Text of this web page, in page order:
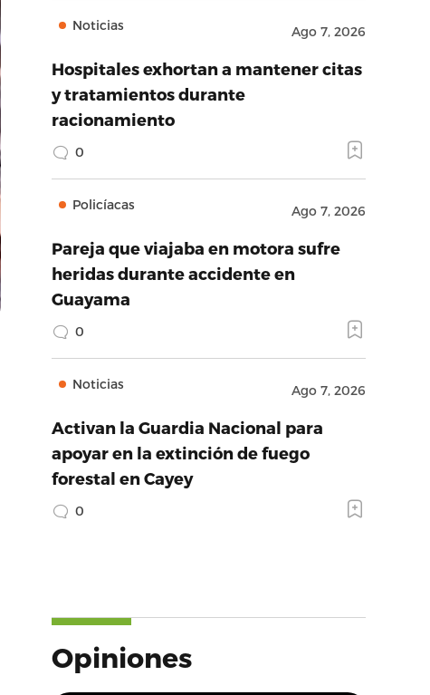
Noticias Ago 7, 2026
Hospitales exhortan a mantener citas
y tratamientos durante
racionamiento
0
Policíacas Ago 7, 2026
Pareja que viajaba en motora sufre
heridas durante accidente en
Guayama
0
Noticias Ago 7, 2026
Activan la Guardia Nacional para
apoyar en la extinción de fuego
forestal en Cayey
0
Opiniones